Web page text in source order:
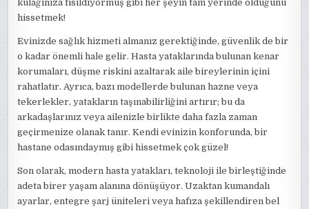
kulağınıza fısıldıyormuş gibi her şeyin tam yerinde olduğunu
hissetmek!
Evinizde sağlık hizmeti almanız gerektiğinde, güvenlik de bir
o kadar önemli hale gelir. Hasta yataklarında bulunan kenar
korumaları, düşme riskini azaltarak aile bireylerinin içini
rahatlatır. Ayrıca, bazı modellerde bulunan hazne veya
tekerlekler, yatakların taşınabilirliğini artırır; bu da
arkadaşlarınız veya ailenizle birlikte daha fazla zaman
geçirmenize olanak tanır. Kendi evinizin konforunda, bir
hastane odasındaymış gibi hissetmek çok güzel!
Son olarak, modern hasta yatakları, teknoloji ile birleştiğinde
adeta birer yaşam alanına dönüşüyor. Uzaktan kumandalı
ayarlar, entegre şarj üniteleri veya hafıza şekillendiren bel